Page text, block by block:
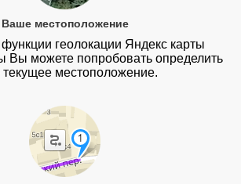
Ваше местоположение
геолокации Яндекс карты
Вы можете попробовать определить
текущее местоположение.